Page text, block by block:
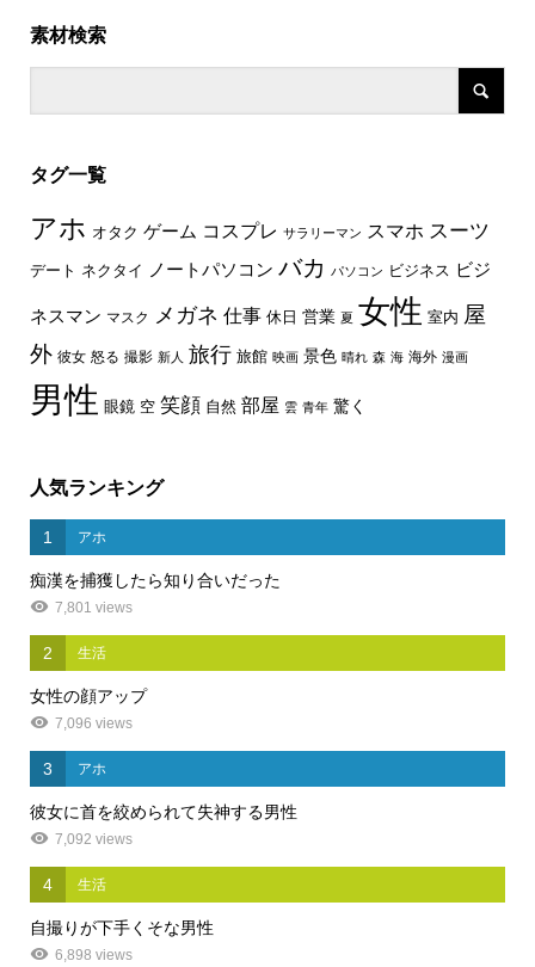
素材検索
タグ一覧
アホ オタク ゲーム コスプレ サラリーマン スマホ スーツ
デート ネクタイ ノートパソコン バカ パソコン ビジネス ビジ
ネスマン マスク メガネ 仕事 休日 営業 夏 女性 室内 屋
外 彼女 怒る 撮影 新人 旅行 旅館 映画 景色 晴れ 森 海 海外 漫画
男性 眼鏡 空 笑顔 自然 部屋 雲 青年 驚く
人気ランキング
1 アホ
痴漢を捕獲したら知り合いだった
7,801 views
2 生活
女性の顔アップ
7,096 views
3 アホ
彼女に首を絞められて失神する男性
7,092 views
4 生活
自撮りが下手くそな男性
6,898 views